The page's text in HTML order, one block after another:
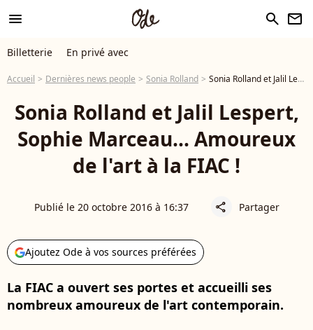
menu search newsletter
Billetterie En privé avec
Accueil Dernières news people Sonia Rolland Sonia Rolland et Jalil Lespert, Sophie Marceau... Amoureux de l'art à la FIAC !
Sonia Rolland et Jalil Lespert,
Sophie Marceau... Amoureux
de l'art à la FIAC !
Publié le 20 octobre 2016 à 16:37 share Partager
Ajoutez Ode à vos sources préférées
La FIAC a ouvert ses portes et accueilli ses
nombreux amoureux de l'art contemporain.